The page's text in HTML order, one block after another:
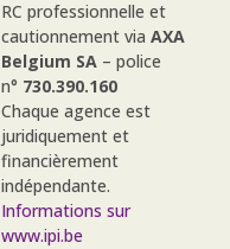
RC professionnelle et
cautionnement via AXA
Belgium SA– police
n° 730.390.160
Chaque agence est
juridiquement et
financièrement
indépendante.
Informations sur
www.ipi.be